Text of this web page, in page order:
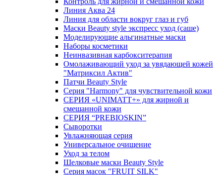
Линия Аква 24
Линия для области вокруг глаз и губ
Маски Beauty style экспресс уход (саше)
Моделирующие альгинатные маски
Наборы косметики
Неинвазивная карбокситерапия
Омолаживающий уход за увядающей кожей
"Матриксил Актив"
Патчи Beauty Style
Серия "Harmony" для чувствительной кожи
СЕРИЯ «UNIMATT+» для жирной и
смешанной кожи
СЕРИЯ “PREBIOSKIN”
Сыворотки
Увлажняющая серия
Универсальное очищение
Уход за телом
Шелковые маски Beauty Style
Серия масок "FRUIT SILK"